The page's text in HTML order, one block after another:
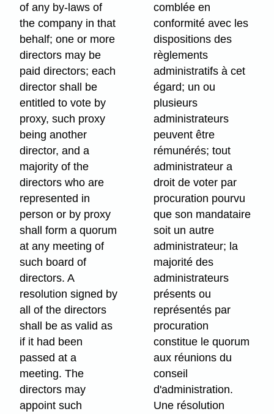
of any by-laws of
the company in that
behalf; one or more
directors may be
paid directors; each
director shall be
entitled to vote by
proxy, such proxy
being another
director, and a
majority of the
directors who are
represented in
person or by proxy
shall form a quorum
at any meeting of
such board of
directors. A
resolution signed by
all of the directors
shall be as valid as
if it had been
passed at a
meeting. The
directors may
appoint such
comblée en
conformité avec les
dispositions des
règlements
administratifs à cet
égard; un ou
plusieurs
administrateurs
peuvent être
rémunérés; tout
administrateur a
droit de voter par
procuration pourvu
que son mandataire
soit un autre
administrateur; la
majorité des
administrateurs
présents ou
représentés par
procuration
constitue le quorum
aux réunions du
conseil
d'administration.
Une résolution